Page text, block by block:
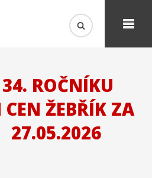
ROČNÍKU
ŽEBŘÍK ZA
27.05.2026